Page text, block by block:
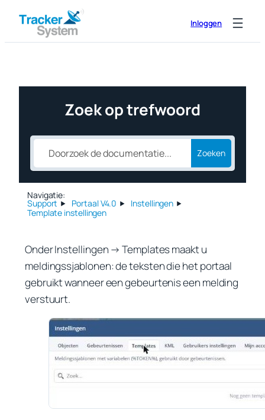
naar
de
Inloggen
Zoek op trefwoord
Zoeken
Navigatie:
Support Portaal V4.0
Instellingen
Template instellingen
OnderInstellingen → Templatesmaakt u
meldingssjablonen: de teksten die het portaal
gebruikt wanneer een gebeurtenis een melding
verstuurt.